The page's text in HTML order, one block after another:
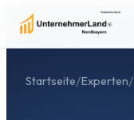
Startseite/Experten/